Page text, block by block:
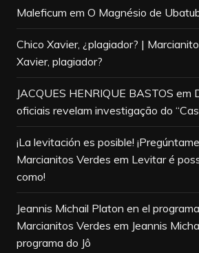
Maleficum em O Magnésio de
Chico Xavier, ¿plagiador? |
Xavier, plagiador?
JACQUES HENRIQUE BASTOS em
oficiais revelam investigação do
¡La levitación es posible!
Marcianitos Verdes em Levitar é
como!
Jeannis Michail Platon en el
Marcianitos Verdes em Jeannis
programa do Jô